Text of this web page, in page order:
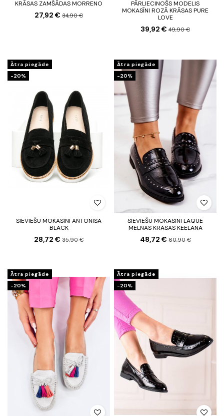
KRĀSAS ZAMŠĀDAS MORRENO
27,92 € 34,90 €
PĀRLIECINOŠS MODELIS
MOKASĪNI ROZĀ KRĀSAS PURE
LOVE
39,92 € 49,90 €
Ātra piegāde
-20%
SIEVIEŠU MOKASĪNI ANTONISA
BLACK
28,72 € 35,90 €
Ātra piegāde
-20%
SIEVIEŠU MOKASĪNI LAQUE
MELNAS KRĀSAS KEELANA
48,72 €60,90 €
Ātra piegāde
-20%
Ātra piegāde
-20%